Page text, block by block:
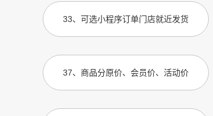
33、 可选小程序订单门店就近发货
37、 商品分原价、会员价、活动价